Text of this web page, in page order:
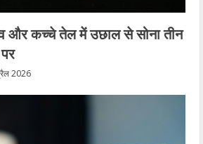
और कच्चे तेल में उछाल से सोना तीन
2026